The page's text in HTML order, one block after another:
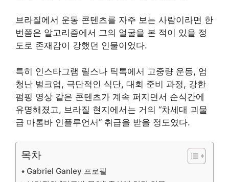
브라질에서 운동 콘텐츠를 자주 보는 사람이라면 한
번쯤은 알고리즘에서 그의 얼굴을 본 적이 있을 정
도로 존재감이 강했던 인물이었다.
특히 인스타그램 릴스나 틱톡에서 고중량 운동, 엄
청난 벌크업, 극단적인 식단, 대회 준비 과정, 강한
펌핑 영상 같은 콘텐츠가 계속 퍼지면서 순식간에
유명해졌고, 브라질 현지에서는 거의 “차세대 괴물
급 마롬바 인플루언서” 취급을 받을 정도였다.
목차
Gabriel Ganley 프로필